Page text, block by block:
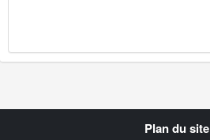
Plan du site